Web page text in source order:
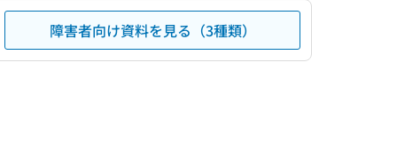
障害者向け資料を見る（3種類）